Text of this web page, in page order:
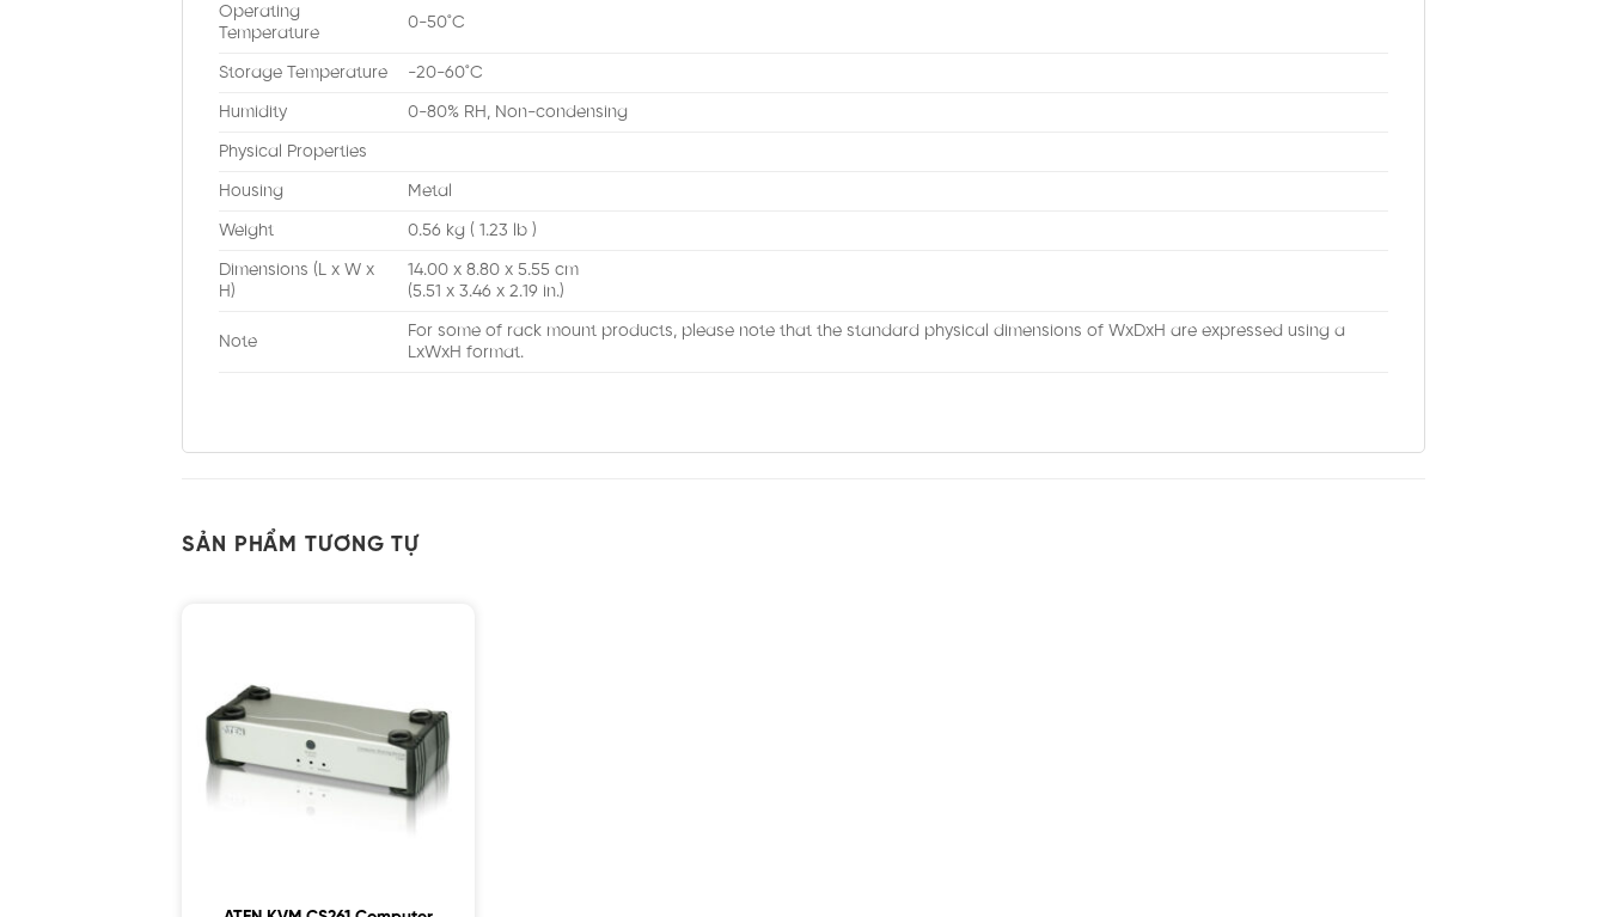
Operating
Temperature
0-50˚C
Storage Temperature -20-60˚C
Humidity 0-80% RH, Non-condensing
Physical Properties
Housing Metal
Weight 0.56 kg ( 1.23 lb )
Dimensions (L x W x
H)
14.00 x 8.80 x 5.55 cm
(5.51 x 3.46 x 2.19 in.)
Note
For some of rack mount products, please note that the standard physical dimensions of WxDxH are expressed using a
LxWxH format.
SẢN PHẨM TƯƠNG TỰ